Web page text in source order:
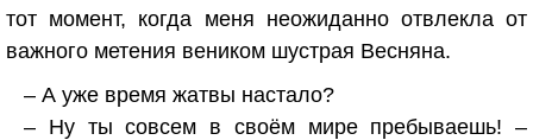
тот момент, когда меня неожиданно отвлекла от
важного метения веником шустрая Весняна.
– А уже время жатвы настало?
– Ну ты совсем в своём мире пребываешь! –